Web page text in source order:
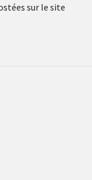
sur le site